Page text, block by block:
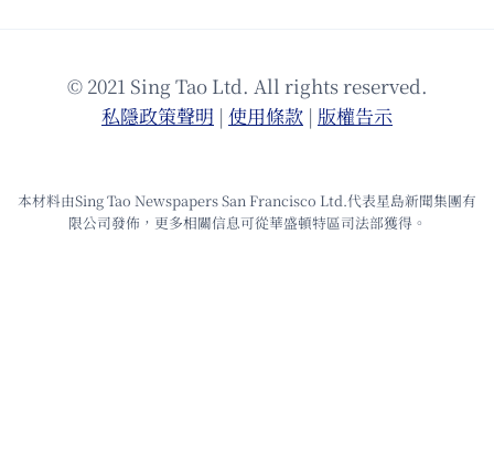
© 2021 Sing Tao Ltd. All rights reserved.
私隱政策聲明 | 使⽤條款 | 版權告⽰
本材料由Sing Tao Newspapers San Francisco Ltd.代表星島新聞集團有
限公司發佈，更多相關信息可從華盛頓特區司法部獲得。